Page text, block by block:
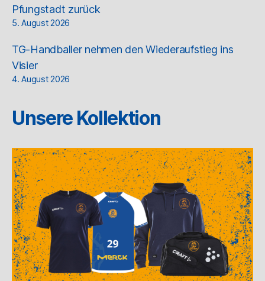
Pfungstadt zurück
5. August 2026
TG-Handballer nehmen den Wiederaufstieg ins
Visier
4. August 2026
Unsere Kollektion